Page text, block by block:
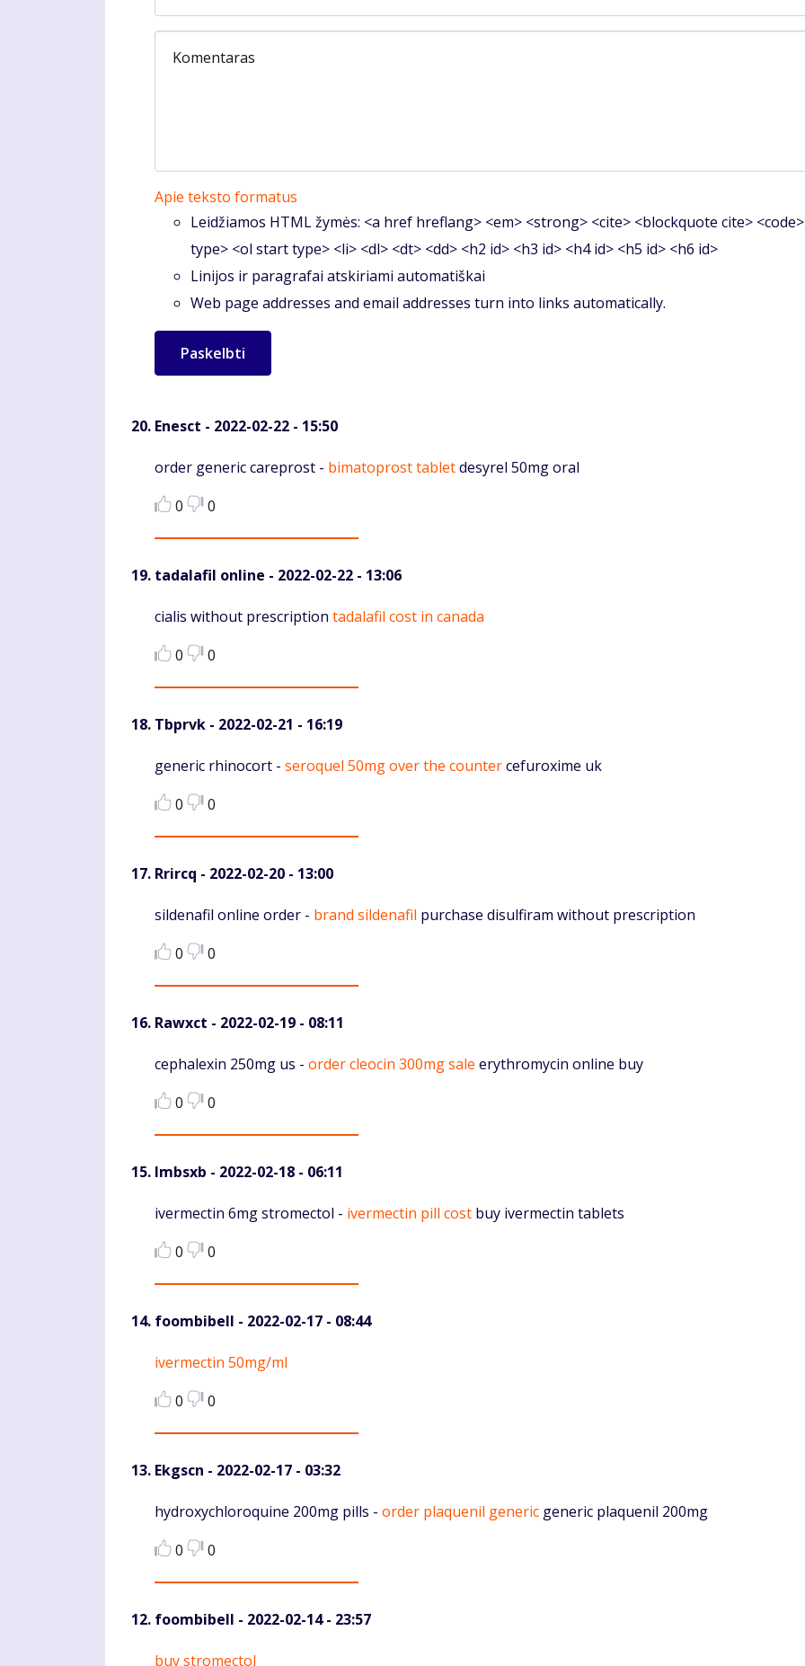
Komentaras
Apie teksto formatus
Leidžiamos HTML žymės: <a href hreflang> <em> <strong> <cite> <blockquote cite>
type> <ol start type> <li> <dl> <dt> <dd> <h2 id> <h3 id> <h4 id> <h5 id> <h6 id>
Linijos ir paragrafai atskiriami automatiškai
Web page addresses and email addresses turn into links automatically.
Enesct - 2022-02-22 - 15:50
Komentaras
order generic careprost - bimatoprost tabletdesyrel 50mg oral
0
0
tadalafil online - 2022-02-22 - 13:06
Komentaras
cialis without prescription tadalafil cost in canada
0
0
Tbprvk - 2022-02-21 - 16:19
Komentaras
generic rhinocort - seroquel 50mg over the countercefuroxime uk
0
0
Rrircq - 2022-02-20 - 13:00
Komentaras
sildenafil online order - brand sildenafil purchase disulfiram without prescription
0
0
Rawxct - 2022-02-19 - 08:11
Komentaras
cephalexin 250mg us - order cleocin 300mg sale erythromycin online buy
0
0
Imbsxb - 2022-02-18 - 06:11
Komentaras
ivermectin 6mg stromectol - ivermectin pill cost buy ivermectin tablets
0
0
foombibell - 2022-02-17 - 08:44
Komentaras
ivermectin 50mg/ml
0
0
Ekgscn - 2022-02-17 - 03:32
Komentaras
hydroxychloroquine 200mg pills - order plaquenil generic generic plaquenil 200mg
0
0
foombibell - 2022-02-14 - 23:57
buy stromectol